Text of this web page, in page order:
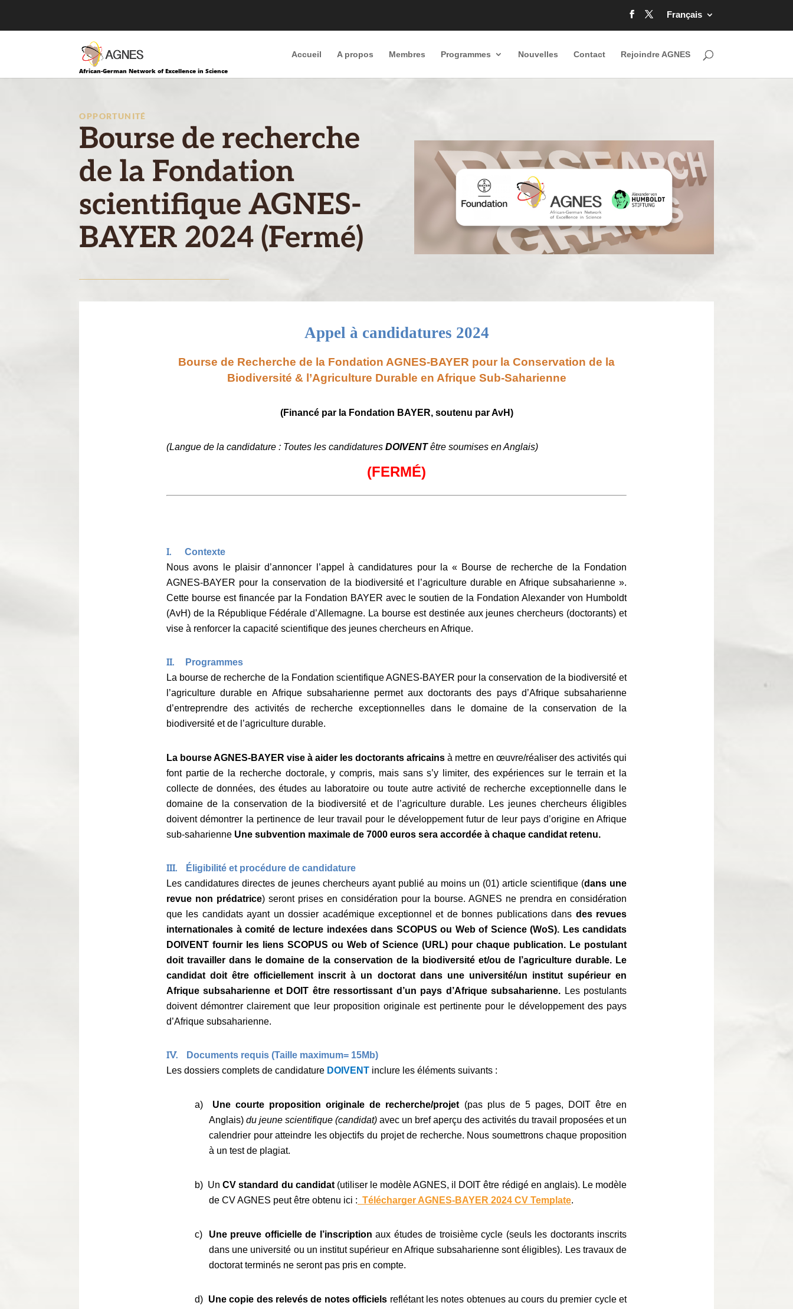
Français
African-German Network of Excellence in Science
Accueil A propos Membres Programmes Nouvelles Contact Rejoindre AGNES
OPPORTUNITÉ
Bourse de recherche
de la Fondation
scientifique AGNES-
BAYER 2024 (Fermé)
Appel à candidatures 2024
Bourse de Recherche de la Fondation AGNES-BAYER pour la Conservation de la
Biodiversité & l’Agriculture Durable en Afrique Sub-Saharienne
(Financé par la Fondation BAYER, soutenu par AvH)
(Langue de la candidature : Toutes les candidatures DOIVENTêtre soumises en Anglais)
(FERMÉ)
I.
Contexte
Nous avons le plaisir d’annoncer l’appel à candidatures pour la « Bourse de recherche de la Fondation
AGNES-BAYER pour la conservation de la biodiversité et l’agriculture durable en Afrique subsaharienne ».
Cette bourse est financée par la Fondation BAYER avec le soutien de la Fondation Alexander von Humboldt
(AvH) de la République Fédérale d’Allemagne. La bourse est destinée aux jeunes chercheurs (doctorants) et
vise à renforcer la capacité scientifique des jeunes chercheurs en Afrique.
II.
Programmes
La bourse de recherche de la Fondation scientifique AGNES-BAYER pour la conservation de la biodiversité et
l’agriculture durable en Afrique subsaharienne permet aux doctorants des pays d’Afrique subsaharienne
d’entreprendre des activités de recherche exceptionnelles dans le domaine de la conservation de la
biodiversité et de l’agriculture durable.
La bourse AGNES-BAYER vise à aider les doctorants africains à mettre en œuvre/réaliser des activités qui
font partie de la recherche doctorale, y compris, mais sans s’y limiter, des expériences sur le terrain et la
collecte de données, des études au laboratoire ou toute autre activité de recherche exceptionnelle dans le
domaine de la conservation de la biodiversité et de l’agriculture durable. Les jeunes chercheurs éligibles
doivent démontrer la pertinence de leur travail pour le développement futur de leur pays d’origine en Afrique
sub-saharienne Une subvention maximale de 7000 euros sera accordée à chaque candidat retenu.
III.
Éligibilité et procédure de candidature
Les candidatures directes de jeunes chercheurs ayant publié au moins un (01) article scientifique (dans une
revue non prédatrice) seront prises en considération pour la bourse. AGNES ne prendra en considération
que les candidats ayant un dossier académique exceptionnel et de bonnes publications dans des revues
internationales à comité de lecture indexées dans SCOPUS ou Web of Science (WoS). Les candidats
DOIVENT fournir les liens SCOPUS ou Web of Science (URL) pour chaque publication. Le postulant
doit travailler dans le domaine de la conservation de la biodiversité et/ou de l’agriculture durable. Le
candidat doit être officiellement inscrit à un doctorat dans une université/un institut supérieur en
Afrique subsaharienne et DOIT être ressortissant d’un pays d’Afrique subsaharienne. Les postulants
doivent démontrer clairement que leur proposition originale est pertinente pour le développement des pays
d’Afrique subsaharienne.
IV.
Documents requis (Taille maximum= 15Mb)
Les dossiers complets de candidature DOIVENT inclure les éléments suivants :
a) Une courte proposition originale de recherche/projet (pas plus de 5 pages, DOIT être en
Anglais) du jeune scientifique (candidat) avec un bref aperçu des activités du travail proposées et un
calendrier pour atteindre les objectifs du projet de recherche. Nous soumettrons chaque proposition
à un test de plagiat.
b) UnCV standard du candidat(utiliser le modèle AGNES, il DOIT être rédigé en anglais). Le modèle
de CV AGNES peut être obtenu ici : Télécharger AGNES-BAYER 2024 CV Template.
c) Une preuve officielle de l’inscriptionaux études de troisième cycle (seuls les doctorants inscrits
dans une université ou un institut supérieur en Afrique subsaharienne sont éligibles). Les travaux de
doctorat terminés ne seront pas pris en compte.
d) Une copie des relevés de notes officiels reflétant les notes obtenues au cours du premier cycle et